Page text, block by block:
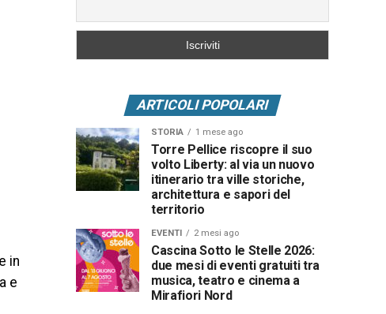
in
e
ARTICOLI POPOLARI
STORIA 1 mese ago
Torre Pellice riscopre il suo
volto Liberty: al via un nuovo
itinerario tra ville storiche,
architettura e sapori del
territorio
EVENTI 2 mesi ago
Cascina Sotto le Stelle 2026:
due mesi di eventi gratuiti tra
musica, teatro e cinema a
Mirafiori Nord